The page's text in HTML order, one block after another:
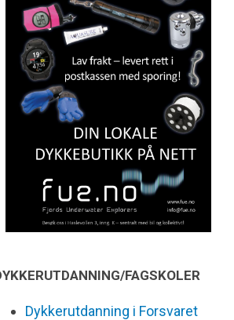
FAGSKOLER
Dykkerutdanning i Forsvaret